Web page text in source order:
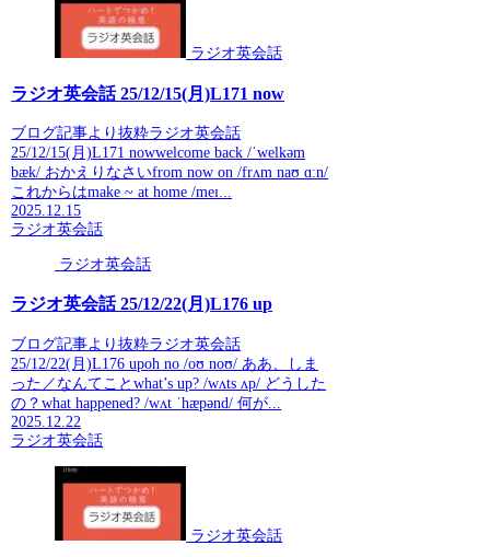
ラジオ英会話
ラジオ英会話 25/12/15(月)L171 now
ブログ記事より抜粋ラジオ英会話
25/12/15(月)L171 nowwelcome back /ˈwelkəm
bæk/ おかえりなさいfrom now on /frʌm naʊ ɑːn/
これからはmake ~ at home /meɪ...
2025.12.15
ラジオ英会話
ラジオ英会話
ラジオ英会話 25/12/22(月)L176 up
ブログ記事より抜粋ラジオ英会話
25/12/22(月)L176 upoh no /oʊ noʊ/ ああ、しま
った／なんてことwhat’s up? /wʌts ʌp/ どうした
の？what happened? /wʌt ˈhæpənd/ 何が...
2025.12.22
ラジオ英会話
ラジオ英会話